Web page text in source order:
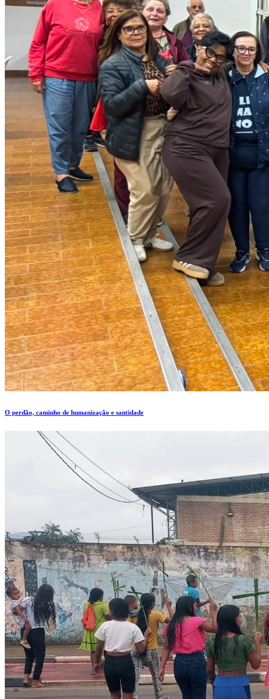
O perdão, caminho de humanização e santidade